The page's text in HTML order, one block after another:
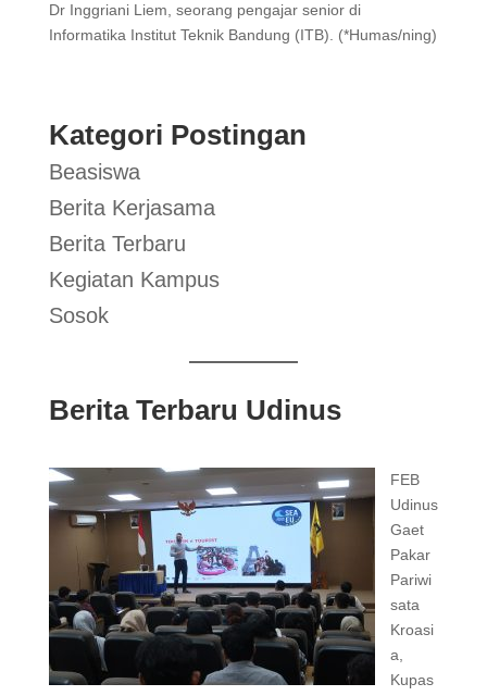
Dr Inggriani Liem, seorang pengajar senior di
Informatika Institut Teknik Bandung (ITB). (*Humas/ning)
Kategori Postingan
Beasiswa
Berita Kerjasama
Berita Terbaru
Kegiatan Kampus
Sosok
Berita Terbaru Udinus
FEB
Udinus
Gaet
Pakar
Pariwi
sata
Kroasi
a,
Kupas